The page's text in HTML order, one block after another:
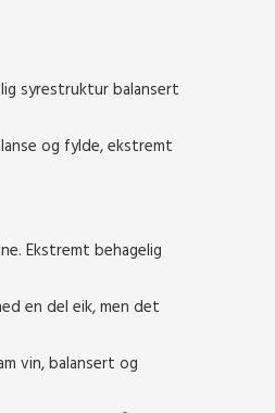
syrestruktur balansert
og fylde, ekstremt
Ekstremt behagelig
en del eik, men det
vin, balansert og